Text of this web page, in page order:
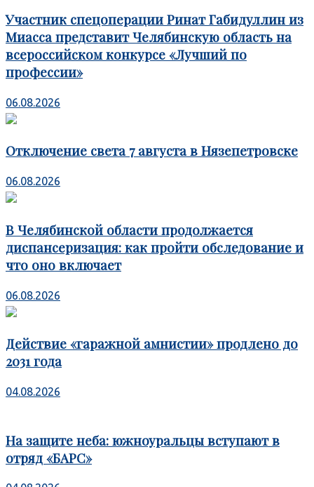
Участник спецоперации Ринат Габидуллин из
Миасса представит Челябинскую область на
всероссийском конкурсе «Лучший по
профессии»
06.08.2026
Отключение света 7 августа в Нязепетровске
06.08.2026
В Челябинской области продолжается
диспансеризация: как пройти обследование и
что оно включает
06.08.2026
Действие «гаражной амнистии» продлено до
2031 года
04.08.2026
На защите неба: южноуральцы вступают в
отряд «БАРС»